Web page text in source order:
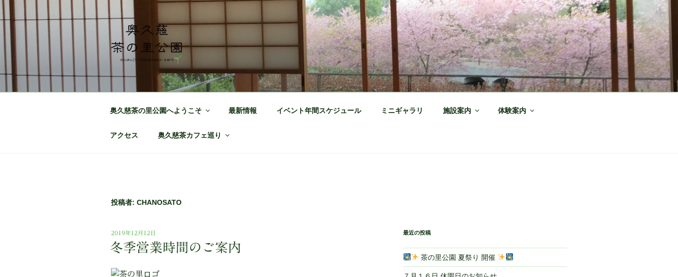
コ
ン
テ
へ
ス
キ
奥久慈茶の里公園 公式ホームページ
日本最北端の茶の産地 奥久慈茶の体験施設
奥久慈茶の里公園へようこそ 最新情報 イベント年間スケジュール ミニギャラリ 施設案内 体験案内
アクセス 奥久慈茶カフェ巡り
投稿者: CHANOSATO
投
稿
日:
2019年12月12日
冬季営業時間のご案内
最近の投稿
茶の里公園 夏祭り 開催